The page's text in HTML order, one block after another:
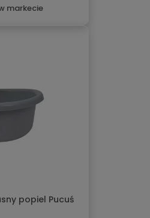
markecie
popiel Pucuś